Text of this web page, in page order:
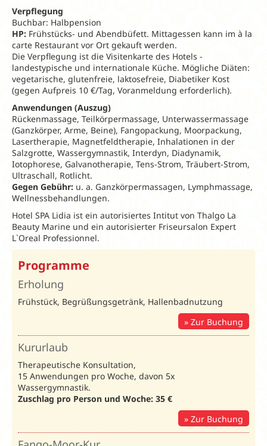
Verpflegung
Buchbar: Halbpension
HP: Frühstücks- und Abendbüfett. Mittagessen kann im à la
carte Restaurant vor Ort gekauft werden.
Die Verpflegung ist die Visitenkarte des Hotels -
landestypische und internationale Küche. Mögliche Diäten:
vegetarische, glutenfreie, laktosefreie, Diabetiker Kost
(gegen Aufpreis 10 €/Tag, Voranmeldung erforderlich).
Anwendungen (Auszug)
Rückenmassage, Teilkörpermassage, Unterwassermassage
(Ganzkörper, Arme, Beine), Fangopackung, Moorpackung,
Lasertherapie, Magnetfeldtherapie, Inhalationen in der
Salzgrotte, Wassergymnastik, Interdyn, Diadynamik,
Iotophorese, Galvanotherapie, Tens-Strom, Träubert-Strom,
Ultraschall, Rotlicht.
Gegen Gebühr: u. a. Ganzkörpermassagen, Lymphmassage,
Wellnessbehandlungen.
Hotel SPA Lidia ist ein autorisiertes Intitut von Thalgo La
Beauty Marine und ein autorisierter Friseursalon Expert
L`Oreal Professionnel.
Programme
Erholung
Frühstück, Begrüßungsgetränk, Hallenbadnutzung
Zur Buchung
Kururlaub
Therapeutische Konsultation,
15 Anwendungen pro Woche, davon 5x
Wassergymnastik.
Zuschlag pro Person und Woche: 35 €
Zur Buchung
Frühbucher
Weihnachten
und Silvester
Bei Buchung
Ab 14
Nächte:5%
Ab 6 Nächte:
3% Rabatt